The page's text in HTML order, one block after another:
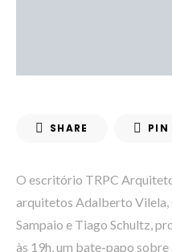
SHARE PIN
O escritório TRPC
arquitetos Adalberto Vilela,
Sampaio e Tiago Schultz,
às 19h, um bate-papo